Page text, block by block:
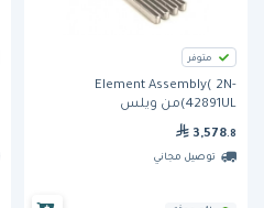
متوفر
Element Assembly( 2N-
42891UL)من ويلس
3,578.8
توصيل مجاني